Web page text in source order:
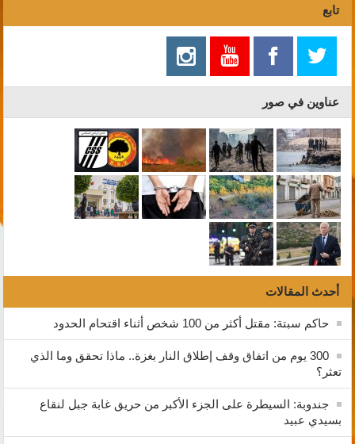
تابع
عناوين في صور
أحدث المقالات
حاكم سبتة: مقتل أكثر من 100 شخص أثناء اقتحام الحدود
300 يوم من اتفاق وقف إطلاق النار بغزة.. ماذا تحقق وما الذي
تعثر؟
جندوبة: السيطرة على الجزء الأكبر من حريق غابة جبل لنقاع
بسيدي عبيد